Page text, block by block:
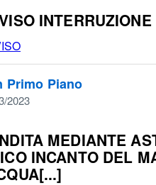
Primo Piano
2023
MEDIANTE
INCANTO DEL